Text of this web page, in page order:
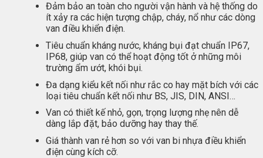
Đảm bảo an toàn cho người vận hành và hệ thống do
ít xảy ra các hiện tượng chập, cháy, nổ như các dòng
van điều khiển điện.
Tiêu chuẩn kháng nước, kháng bụi đạt chuẩn IP67,
IP68, giúp van có thể hoạt động tốt ở những môi
trường ẩm ướt, khói bụi.
Đa dạng kiểu kết nối như rắc co hay mặt bích với các
loại tiêu chuẩn kết nối như BS, JIS, DIN, ANSI…
Van có thiết kế nhỏ, gọn, trọng lượng nhẹ nên dễ
dàng lắp đặt, bảo dưỡng hay thay thế.
Giá thành van rẻ hơn so với van bi nhựa điều khiển
điện cùng kích cỡ.